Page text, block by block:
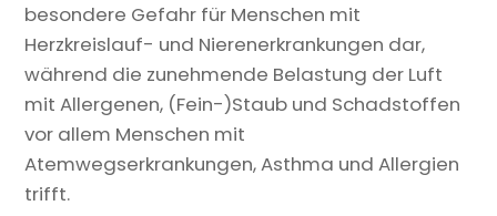
besondere Gefahr für Menschen mit
Herzkreislauf- und Nierenerkrankungen dar,
während die zunehmende Belastung der Luft
mit Allergenen, (Fein-)Staub und Schadstoffen
vor allem Menschen mit
Atemwegserkrankungen, Asthma und Allergien
trifft.